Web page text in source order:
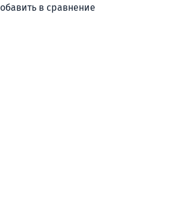
в сравнение